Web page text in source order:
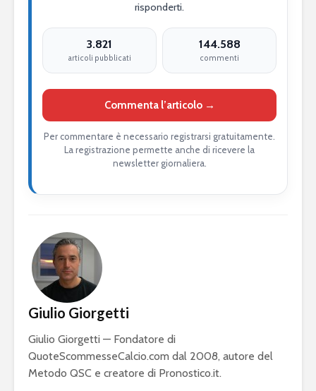
risponderti.
3.821
articoli pubblicati
144.588
commenti
Commenta l’articolo →
Per commentare è necessario registrarsi gratuitamente.
La registrazione permette anche di ricevere la
newsletter giornaliera.
Giulio Giorgetti
Giulio Giorgetti — Fondatore di
QuoteScommesseCalcio.com dal 2008, autore del
Metodo QSC e creatore di Pronostico.it.